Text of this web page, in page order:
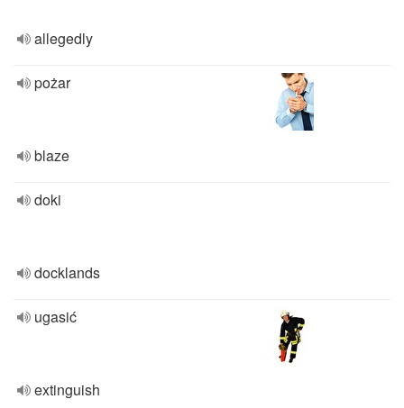
allegedly
pożar
blaze
doki
docklands
ugasić
extinguish